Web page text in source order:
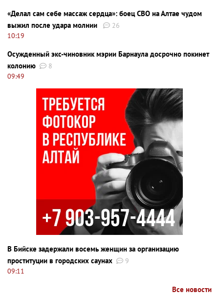
«Делал сам себе массаж сердца»: боец СВО на Алтае чудом
выжил после удара молнии
26
10:19
Осужденный экс-чиновник мэрии Барнаула досрочно покинет
колонию
8
09:49
В Бийске задержали восемь женщин за организацию
проституции в городских саунах
9
09:11
Все новости